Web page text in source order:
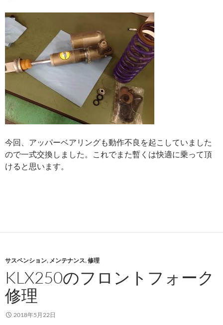
今回、アッパーベアリングも動作不良を起こしていました
ので一式交換しました。これでまた暫くは快適に乗って頂
けると思います。
サスペンション, メンテナンス,修理
KLX250のフロントフォーク
修理
2018年5月22日